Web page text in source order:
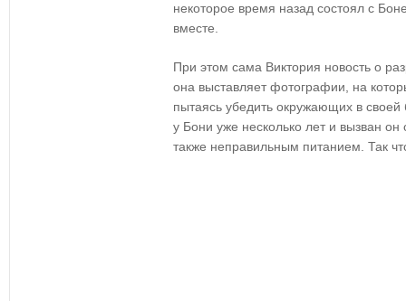
некоторое время назад состоял с
вместе.
При этом сама Виктория новость о
она выставляет фотографии, на
пытаясь убедить окружающих в
у Бони уже несколько лет и вызван он
также неправильным питанием. Так